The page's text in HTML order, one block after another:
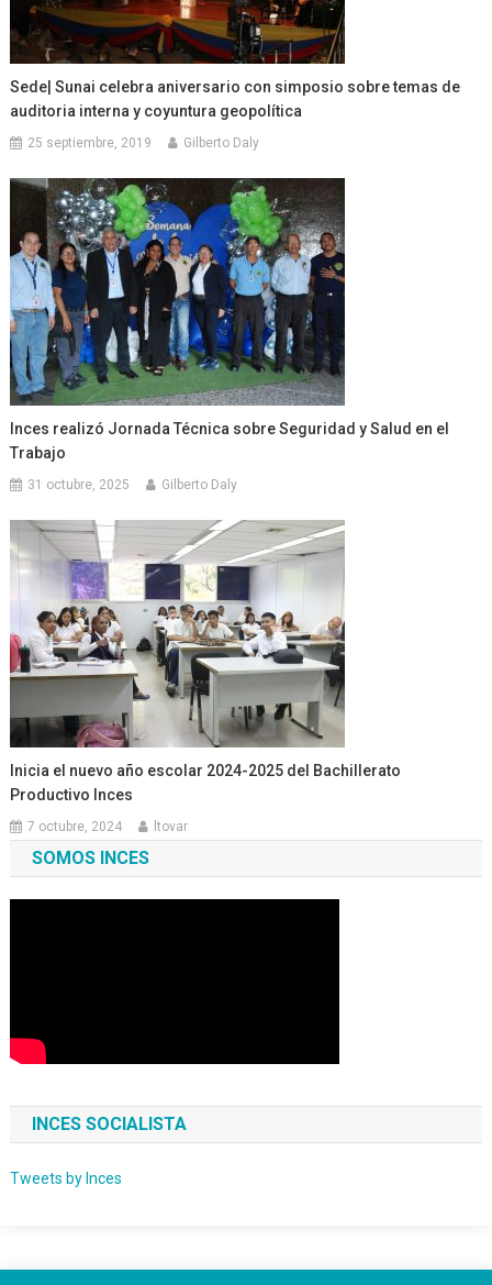
Sede| Sunai celebra aniversario con simposio sobre temas de
auditoria interna y coyuntura geopolítica
25 septiembre, 2019 Gilberto Daly
Inces realizó Jornada Técnica sobre Seguridad y Salud en el
Trabajo
31 octubre, 2025 Gilberto Daly
Inicia el nuevo año escolar 2024-2025 del Bachillerato
Productivo Inces
7 octubre, 2024 ltovar
SOMOS INCES
INCES SOCIALISTA
Tweets by Inces